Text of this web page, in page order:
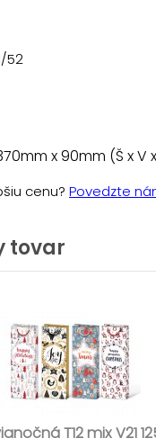
52
x 90mm (Š x V
cenu? Povedzte
tovar
T12 mix V21